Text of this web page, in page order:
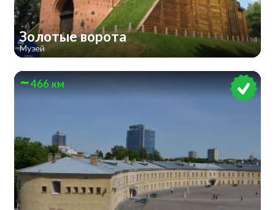
Золотые ворота
Музей
466 км